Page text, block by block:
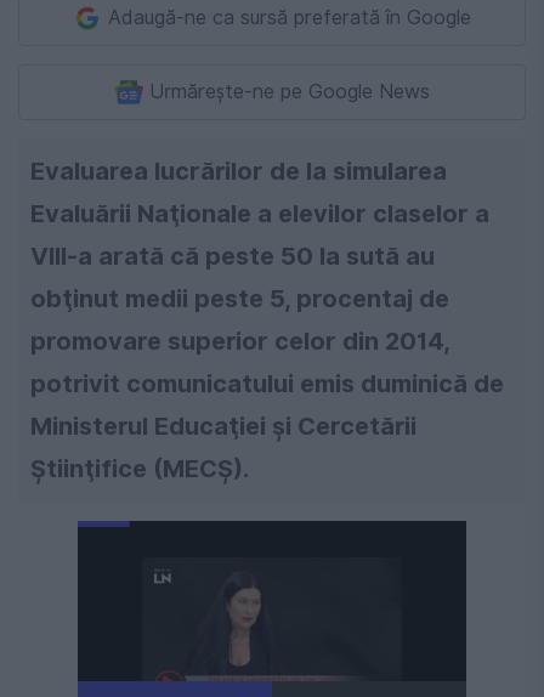
Adaugă-ne ca sursă preferată în Google
Urmărește-ne pe Google News
Evaluarea lucrărilor de la simularea
Evaluării Naţionale a elevilor claselor a
VIII-a arată că peste 50 la sută au
obţinut medii peste 5, procentaj de
promovare superior celor din 2014,
potrivit comunicatului emis duminică de
Ministerul Educaţiei şi Cercetării
Ştiinţifice (MECŞ).